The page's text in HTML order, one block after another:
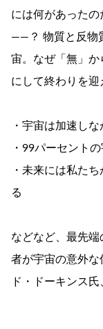
には何があった
――？ 物質と反物
宙。なぜ「無」
にして終わりを迎
・宇宙は加速し
・99パーセント
・未来には私た
る
などなど、最先
者が宇宙の意外
ド・ドーキンス氏